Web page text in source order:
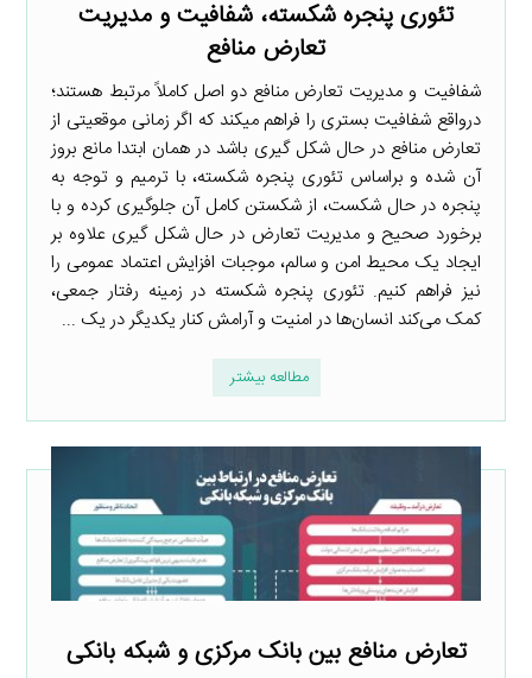
تئوری پنجره شکسته، شفافیت و مدیریت
تعارض منافع
شفافیت و مدیریت تعارض منافع دو اصل کاملاً مرتبط هستند؛
درواقع شفافیت بستری را فراهم می­کند که اگر زمانی موقعیتی از
تعارض منافع در حال شکل ­گیری باشد در همان ابتدا مانع بروز
آن شده و براساس تئوری پنجره شکسته، با ترمیم و توجه به
پنجره در حال شکست، از شکستن کامل آن جلوگیری کرده و با
برخورد صحیح و مدیریت تعارض در حال شکل ­گیری علاوه بر
ایجاد یک محیط امن و سالم، موجبات افزایش اعتماد عمومی را
نیز فراهم کنیم. تئوری پنجره شکسته در زمینه رفتار جمعی،
کمک می‌کند انسان‌ها در امنیت و آرامش کنار یکدیگر در یک ...
مطالعه بیشتر
تعارض منافع بین بانک مرکزی و شبکه بانکی